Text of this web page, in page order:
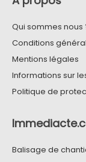
Qui sommes nous
Conditions
Mentions légales
Informations sur
Politique de
Balisage de